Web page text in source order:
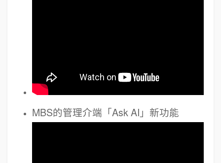
MBS的管理介端「Ask AI」新功能